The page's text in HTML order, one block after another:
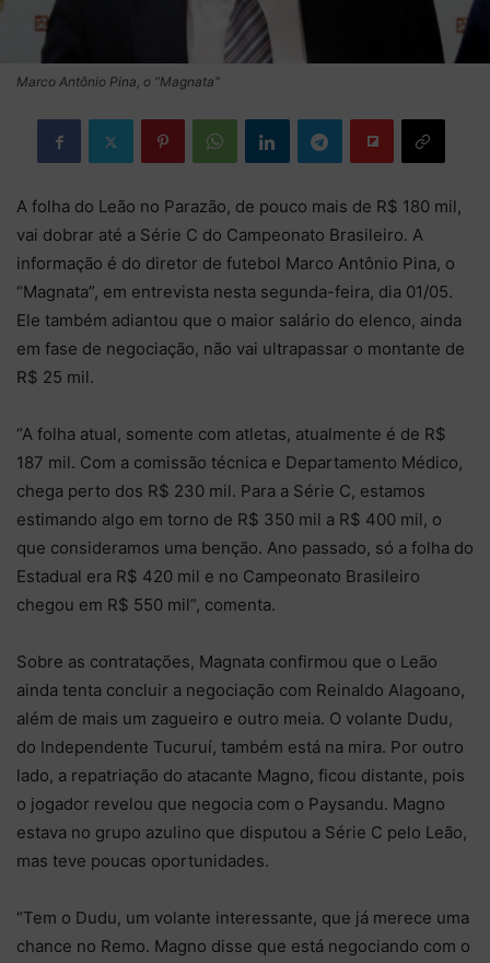
Marco Antônio Pina, o "Magnata"
A folha do Leão no Parazão, de pouco mais de R$ 180 mil,
vai dobrar até a Série C do Campeonato Brasileiro. A
informação é do diretor de futebol Marco Antônio Pina, o
“Magnata”, em entrevista nesta segunda-feira, dia 01/05.
Ele também adiantou que o maior salário do elenco, ainda
em fase de negociação, não vai ultrapassar o montante de
R$ 25 mil.
“A folha atual, somente com atletas, atualmente é de R$
187 mil. Com a comissão técnica e Departamento Médico,
chega perto dos R$ 230 mil. Para a Série C, estamos
estimando algo em torno de R$ 350 mil a R$ 400 mil, o
que consideramos uma benção. Ano passado, só a folha do
Estadual era R$ 420 mil e no Campeonato Brasileiro
chegou em R$ 550 mil”, comenta.
Sobre as contratações, Magnata confirmou que o Leão
ainda tenta concluir a negociação com Reinaldo Alagoano,
além de mais um zagueiro e outro meia. O volante Dudu,
do Independente Tucuruí, também está na mira. Por outro
lado, a repatriação do atacante Magno, ficou distante, pois
o jogador revelou que negocia com o Paysandu. Magno
estava no grupo azulino que disputou a Série C pelo Leão,
mas teve poucas oportunidades.
“Tem o Dudu, um volante interessante, que já merece uma
chance no Remo. Magno disse que está negociando com o